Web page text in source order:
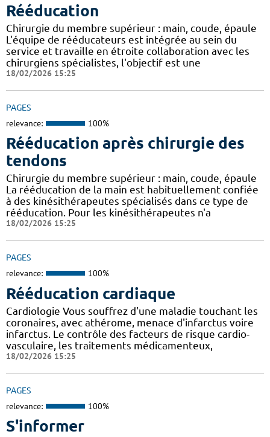
Rééducation
Chirurgie du membre supérieur : main, coude, épaule
L'équipe de rééducateurs est intégrée au sein du
service et travaille en étroite collaboration avec les
chirurgiens spécialistes, l'objectif est une
18/02/2026 15:25
PAGES
relevance: 100%
Rééducation après chirurgie des
tendons
Chirurgie du membre supérieur : main, coude, épaule
La rééducation de la main est habituellement confiée
à des kinésithérapeutes spécialisés dans ce type de
rééducation. Pour les kinésithérapeutes n'a
18/02/2026 15:25
PAGES
relevance: 100%
Rééducation cardiaque
Cardiologie Vous souffrez d'une maladie touchant les
coronaires, avec athérome, menace d'infarctus voire
infarctus. Le contrôle des facteurs de risque cardio-
vasculaire, les traitements médicamenteux,
18/02/2026 15:25
PAGES
relevance: 100%
S'informer